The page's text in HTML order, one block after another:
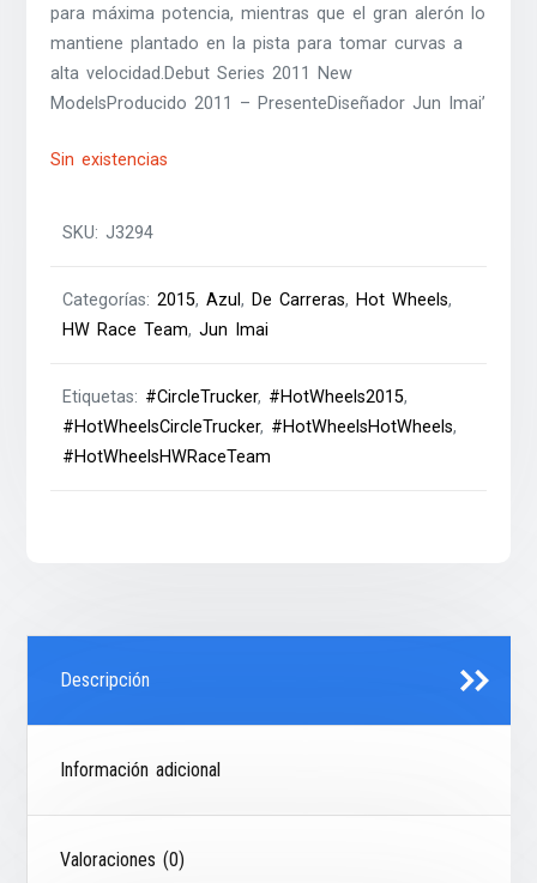
para máxima potencia, mientras que el gran alerón lo
mantiene plantado en la pista para tomar curvas a
alta velocidad.Debut Series 2011 New
ModelsProducido 2011 – PresenteDiseñador Jun Imai’
Sin existencias
SKU:J3294
Categorías:2015,Azul, De Carreras, Hot Wheels,
HW Race Team,Jun Imai
Etiquetas: #CircleTrucker, #HotWheels2015,
#HotWheelsCircleTrucker, #HotWheelsHotWheels,
#HotWheelsHWRaceTeam
Descripción
Información adicional
Valoraciones (0)